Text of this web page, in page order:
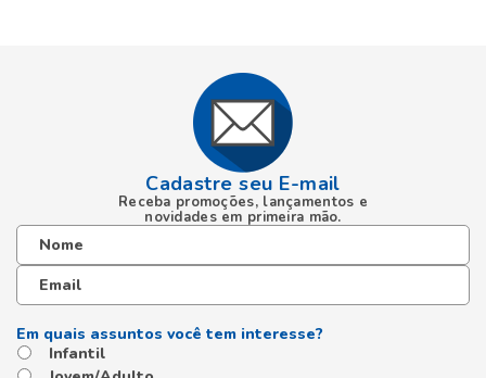
Cadastre seu E-mail
Receba promoções, lançamentos e
novidades em primeira mão.
Infantil